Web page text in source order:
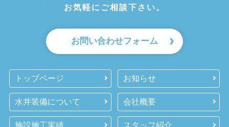
お気軽にご相談下さい。
お問い合わせフォーム
トップページ お知らせ
水井装備について 会社概要
施設施工実績 スタッフ紹介